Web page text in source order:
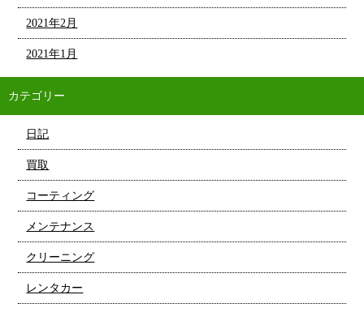
2021年2月
2021年1月
カテゴリー
日記
買取
コーティング
メンテナンス
クリーニング
レンタカー